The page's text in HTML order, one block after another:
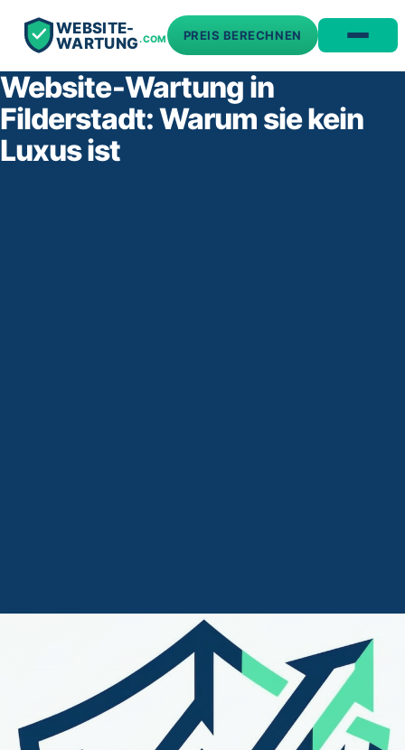
WEBSITE-
WARTUNG.COM PREIS BERECHNEN
Website‑Wartung in
Filderstadt: Warum sie kein
Luxus ist